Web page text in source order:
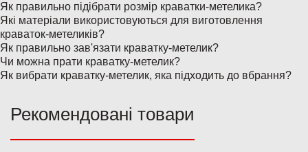
Як правильно підібрати розмір краватки-метелика?
Які матеріали використовуються для виготовлення
краваток-метеликів?
Як правильно зав'язати краватку-метелик?
Чи можна прати краватку-метелик?
Як вибрати краватку-метелик, яка підходить до вбрання?
Рекомендовані товари